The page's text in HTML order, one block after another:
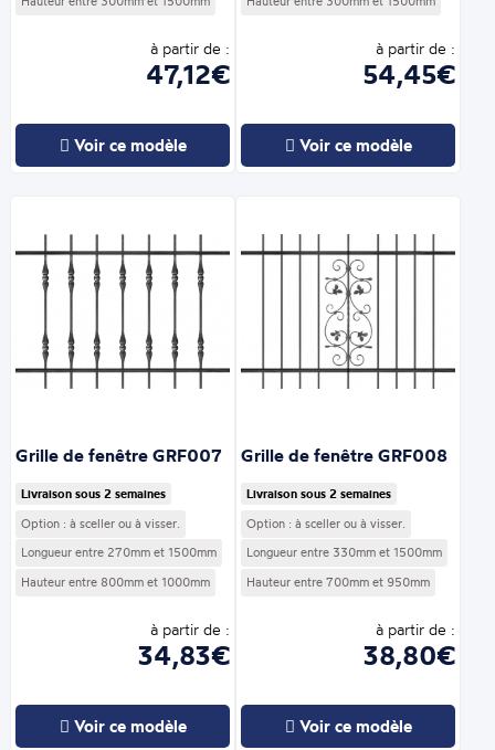
à partir de :
47,12€
Voir ce modèle
à partir de :
54,45€
Voir ce modèle
Grille de fenêtre GRF007
Livraison sous 2 semaines
Option : à sceller ou à visser.
Longueur entre 270mm et 1500mm
Hauteur entre 800mm et 1000mm
à partir de :
34,83€
Voir ce modèle
Grille de fenêtre GRF008
Livraison sous 2 semaines
Option : à sceller ou à visser.
Longueur entre 330mm et 1500mm
Hauteur entre 700mm et 950mm
à partir de :
38,80€
Voir ce modèle